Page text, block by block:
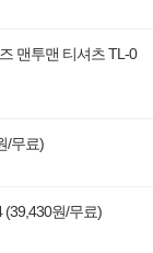
맨투맨 티셔츠 TL-0
/무료)
(39,430원/무료)